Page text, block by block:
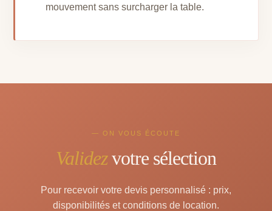
mouvement sans surcharger la table.
— ON VOUS ÉCOUTE
Validezvotre sélection
Pour recevoir votre devis personnalisé : prix,
disponibilités et conditions de location.